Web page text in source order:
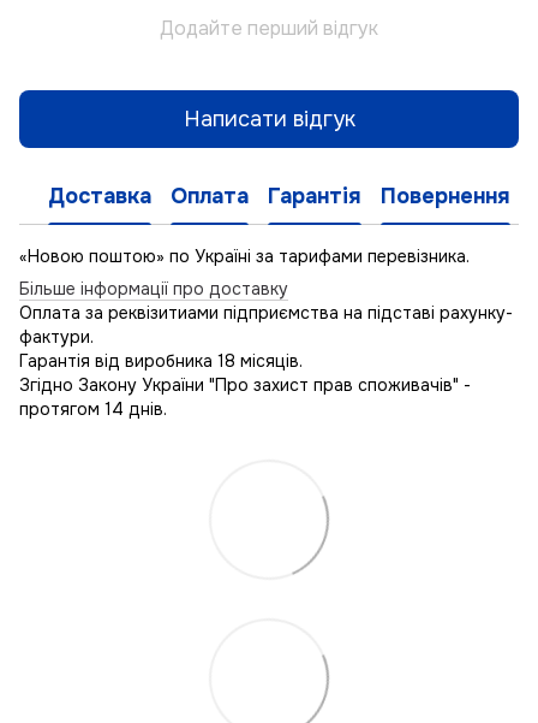
Додайте перший відгук
Написати відгук
Доставка Оплата Гарантія Повернення
«Новою поштою» по Україні за тарифами перевізника.
Більше інформації про доставку
Оплата за реквізитиами підприємства на підставі рахунку-
фактури.
Гарантія від виробника 18 місяців.
Згідно Закону України "Про захист прав споживачів" -
протягом 14 днів.